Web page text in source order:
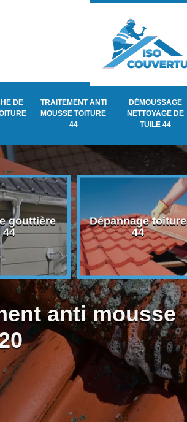
DE
TRAITEMENT ANTI
MOUSSE TOITURE
44
DÉMOUSSAGE
NETTOYAGE DE
TUILE 44
gouttière
44
Dépannage toiture
44
anti mousse